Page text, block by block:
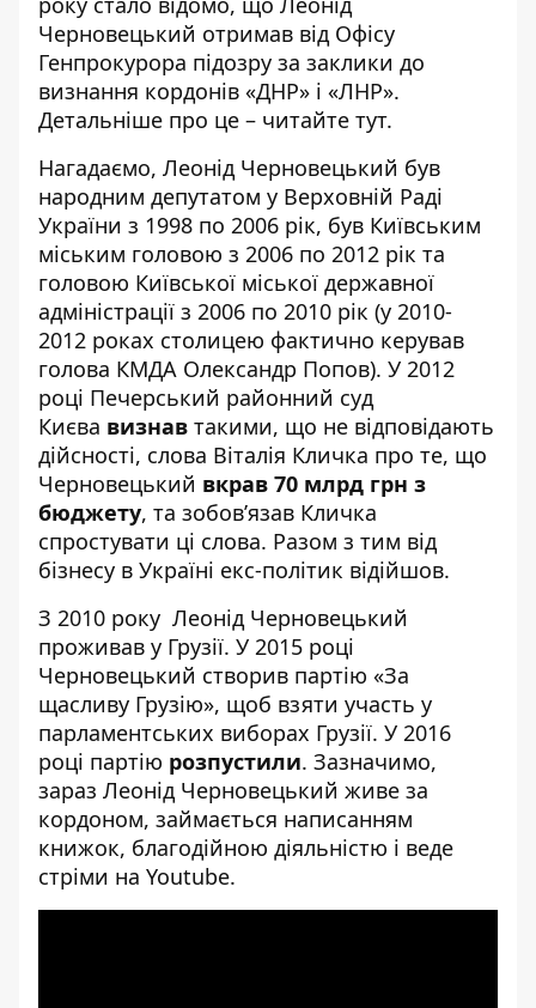
Черновецький отримав від Офісу
Генпрокурора підозру за заклики до
визнання кордонів «ДНР» і «ЛНР».
Детальніше про це – читайте тут.
Нагадаємо, Леонід Черновецький був
народним депутатом у Верховній Раді
України з 1998 по 2006 рік, був Київським
міським головою з 2006 по 2012 рік та
головою Київської міської державної
адміністрації з 2006 по 2010 рік (у 2010-
2012 роках столицею фактично керував
голова КМДА Олександр Попов). У 2012
році Печерський районний суд
Києва визнав такими, що не відповідають
дійсності, слова Віталія Кличка про те, що
Черновецький вкрав 70 млрд грн з
бюджету, та зобов’язав Кличка
спростувати ці слова. Разом з тим від
бізнесу в Україні екс-політик відійшов.
З 2010 року Леонід Черновецький
проживав у Грузії. У 2015 році
Черновецький створив партію «За
щасливу Грузію», щоб взяти участь у
парламентських виборах Грузії. У 2016
році партію розпустили. Зазначимо,
зараз Леонід Черновецький живе за
кордоном, займається написанням
книжок, благодійною діяльністю і веде
стріми на Youtube.